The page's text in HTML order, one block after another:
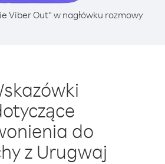
Viber Out” w nagłówku rozmowy
do
z Urugwaj